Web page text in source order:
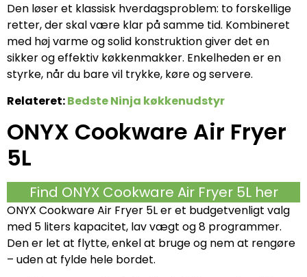
Den løser et klassisk hverdagsproblem: to forskellige
retter, der skal være klar på samme tid. Kombineret
med høj varme og solid konstruktion giver det en
sikker og effektiv køkkenmakker. Enkelheden er en
styrke, når du bare vil trykke, køre og servere.
Relateret:Bedste Ninja køkkenudstyr
ONYX Cookware Air Fryer
5L
Find ONYX Cookware Air Fryer 5L her
ONYX Cookware Air Fryer 5L er et budgetvenligt valg
med 5 liters kapacitet, lav vægt og 8 programmer.
Den er let at flytte, enkel at bruge og nem at rengøre
– uden at fylde hele bordet.